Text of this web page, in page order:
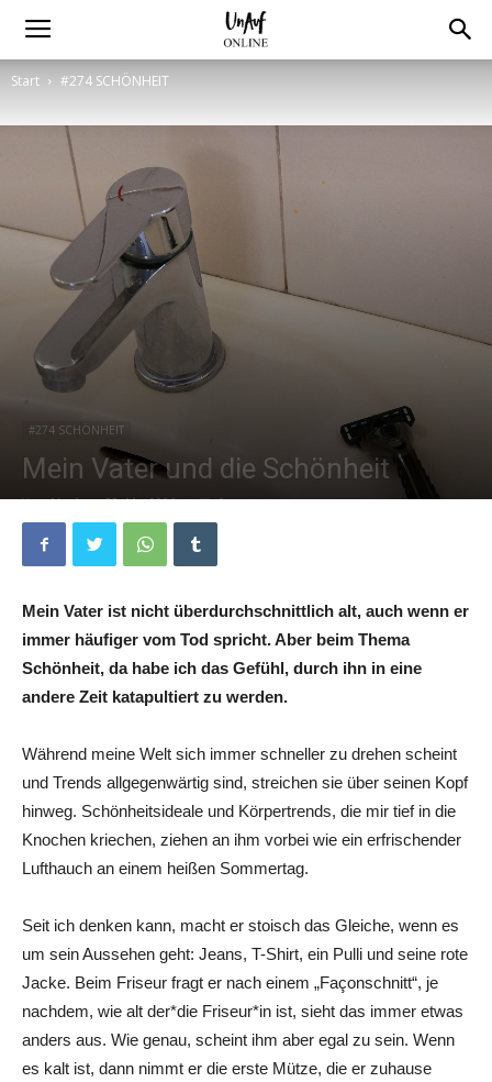
Start #274 SCHÖNHEIT
#274 SCHÖNHEIT
Mein Vater und die Schönheit
Von Linda - 28. Mai 2026 0
Mein Vater ist nicht überdurchschnittlich alt, auch wenn er
immer häufiger vom Tod spricht. Aber beim Thema
Schönheit, da habe ich das Gefühl, durch ihn in eine
andere Zeit katapultiert zu werden.
Während meine Welt sich immer schneller zu drehen scheint
und Trends allgegenwärtig sind, streichen sie über seinen Kopf
hinweg. Schönheitsideale und Körpertrends, die mir tief in die
Knochen kriechen, ziehen an ihm vorbei wie ein erfrischender
Lufthauch an einem heißen Sommertag.
Seit ich denken kann, macht er stoisch das Gleiche, wenn es
um sein Aussehen geht: Jeans, T-Shirt, ein Pulli und seine rote
Jacke. Beim Friseur fragt er nach einem „Façonschnitt“, je
nachdem, wie alt der*die Friseur*in ist, sieht das immer etwas
anders aus. Wie genau, scheint ihm aber egal zu sein. Wenn
es kalt ist, dann nimmt er die erste Mütze, die er zuhause